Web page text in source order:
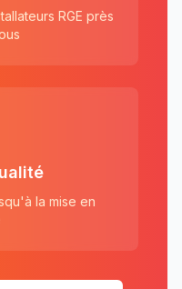
RGE près
la mise en